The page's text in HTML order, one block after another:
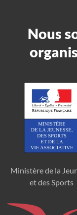
Nous
Ministère de la
et des Sports